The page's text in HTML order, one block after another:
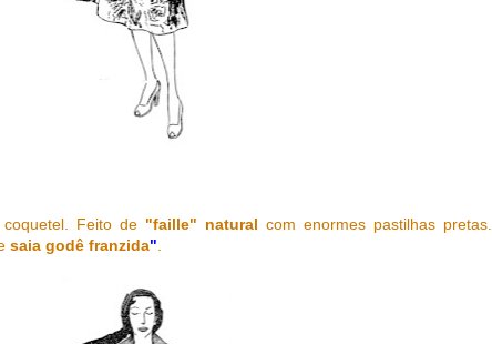
Feito de "faille" natural com enormes pastilhas pretas.
saia godê franzida".